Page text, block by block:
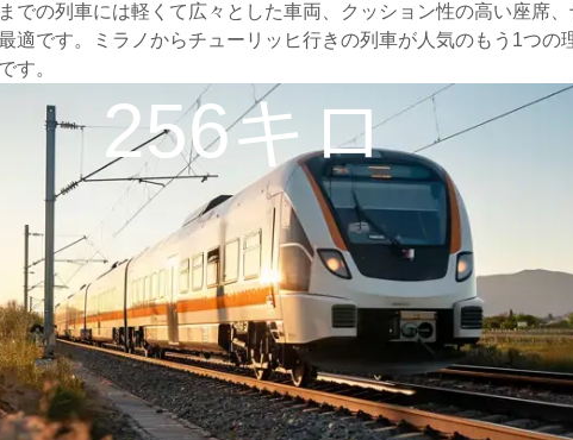
の列車には軽くて広々とした車両、クッション性の高い座席
です。ミラノからチューリッヒ行きの列車が人気のもう1つ
す。
256キロ